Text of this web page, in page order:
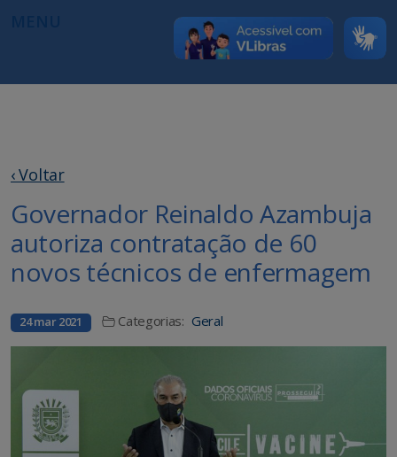
‹ Voltar
Governador Reinaldo Azambuja
autoriza contratação de 60
novos técnicos de enfermagem
24 mar 2021 Categorias: Geral